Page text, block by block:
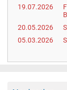
19.07.2026
20.05.2026
05.03.2026